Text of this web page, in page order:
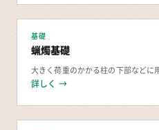
基礎
蝋燭基礎
大きく荷重のかかる柱の下部などに
詳しく →